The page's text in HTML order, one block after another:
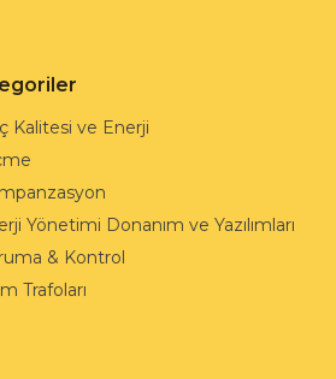
Kalitesi ve Enerji
Yönetimi Donanım ve Yazılımları
& Kontrol
Trafoları